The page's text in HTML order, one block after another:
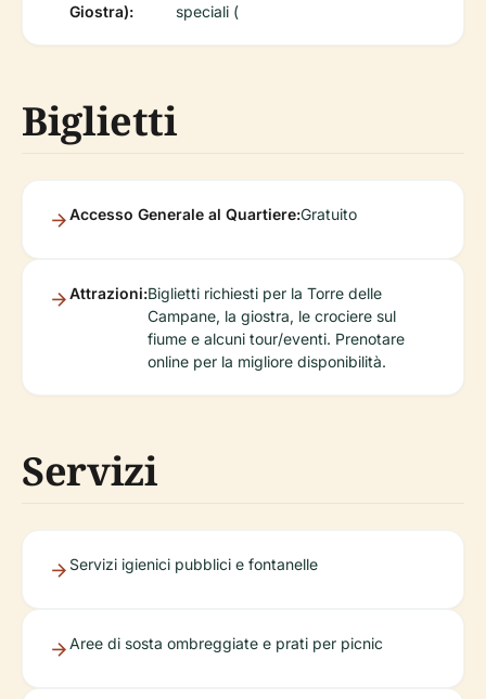
Giostra):
speciali (
Biglietti
Accesso Generale al Quartiere:Gratuito
Attrazioni:Biglietti richiesti per la Torre delle
Campane, la giostra, le crociere sul
fiume e alcuni tour/eventi. Prenotare
online per la migliore disponibilità.
Servizi
Servizi igienici pubblici e fontanelle
Aree di sosta ombreggiate e prati per picnic